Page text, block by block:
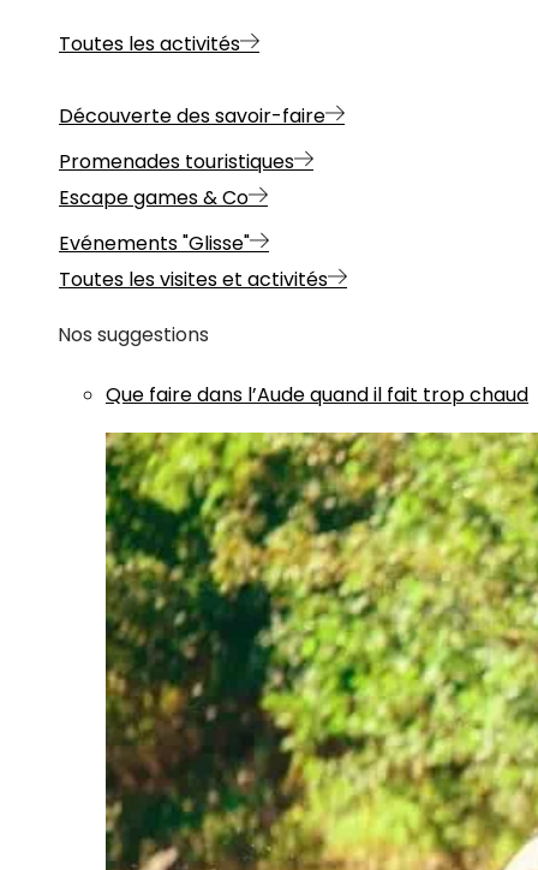
Toutes les activités
Découverte des savoir-faire
Promenades touristiques
Escape games & Co
Evénements "Glisse"
Toutes les visites et activités
Nos suggestions
Que faire dans l’Aude quand il fait trop chaud